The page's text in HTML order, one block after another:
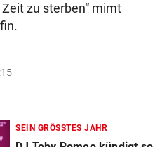
zu sterben“ mimt
SEIN GRÖSSTES JAHR